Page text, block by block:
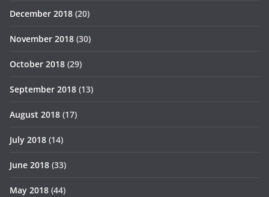
December 2018 (20)
November 2018 (30)
October 2018 (29)
September 2018 (13)
August 2018 (17)
July 2018 (14)
June 2018 (33)
May 2018 (44)